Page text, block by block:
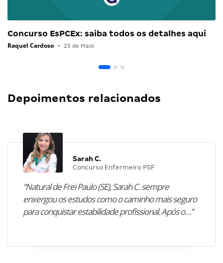
Concurso EsPCEx: saiba todos os detalhes aqui
Raquel Cardoso • 25 de Maio
Depoimentos relacionados
Sarah C.
Concurso Enfermeiro PSF
“Natural de Frei Paulo (SE), Sarah C. sempre
enxergou os estudos como o caminho mais seguro
para conquistar estabilidade profissional. Após o…”